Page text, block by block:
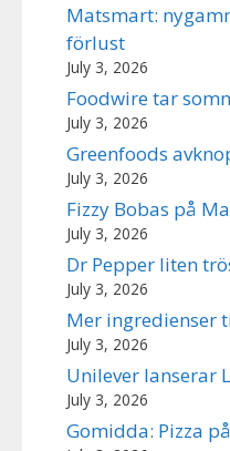
Matsmart:
förlust
July 3, 2026
Foodwire tar
July 3, 2026
Greenfoods
July 3, 2026
Fizzy Bobas på
July 3, 2026
Dr Pepper liten
July 3, 2026
Mer ingredienser
July 3, 2026
Unilever lanserar
July 3, 2026
Gomidda: Pizza